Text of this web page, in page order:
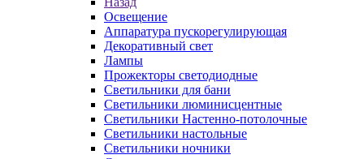
Освещение
Аппаратура пускорегулирующая
Декоративный свет
Лампы
Прожекторы светодиодные
Светильники для бани
Светильники люминисцентные
Светильники Настенно-потолочные
Светильники настольные
Светильники ночники